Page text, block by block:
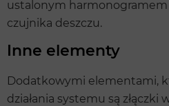
ustalonym
czujnika deszczu.
Inne elementy
Dodatkowymi elementami,
działania systemu są złączki